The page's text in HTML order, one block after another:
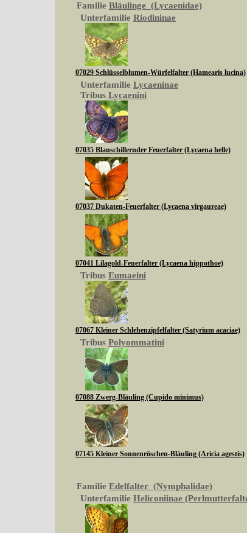
Familie Bläulinge (Lycaenidae)
Unterfamilie Riodininae
07029 Schlüsselblumen-Würfelfalter (Hamearis lucina)
Unterfamilie Lycaeninae
Tribus Lycaenini
07035 Blauschillernder Feuerfalter (Lycaena helle)
07037 Dukaten-Feuerfalter (Lycaena virgaureae)
07041 Lilagold-Feuerfalter (Lycaena hippothoe)
Tribus Eumaeini
07067 Kleiner Schlehenzipfelfalter (Satyrium acaciae)
Tribus Polyommatini
07088 Zwerg-Bläuling (Cupido minimus)
07145 Kleiner Sonnenröschen-Bläuling (Aricia agestis)
Familie Edelfalter (Nymphalidae)
Unterfamilie Heliconiinae